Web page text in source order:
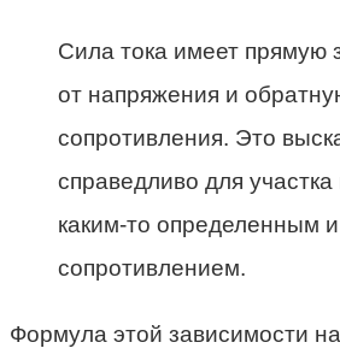
Сила тока имеет прямую
от напряжения и
сопротивления. Это
справедливо для участка
каким-то определенным
сопротивлением.
Формула этой зависимости